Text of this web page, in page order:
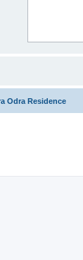
Odra Residence